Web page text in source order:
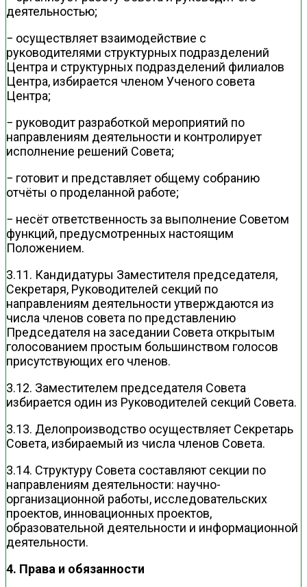
деятельностью;
− осуществляет взаимодействие с
руководителями структурных подразделений
Центра и структурных подразделений филиалов
Центра, избирается членом Ученого совета
Центра;
− руководит разработкой мероприятий по
направлениям деятельности и контролирует
исполнение решений Совета;
− готовит и представляет общему собранию
отчёты о проделанной работе;
− несёт ответственность за выполнение Советом
функций, предусмотренных настоящим
Положением.
3.11. Кандидатуры Заместителя председателя,
Секретаря, Руководителей секций по
направлениям деятельности утверждаются из
числа членов совета по представлению
Председателя на заседании Совета открытым
голосованием простым большинством голосов
присутствующих его членов.
3.12. Заместителем председателя Совета
избирается один из Руководителей секций Совета.
3.13. Делопроизводство осуществляет Секретарь
Совета, избираемый из числа членов Совета.
3.14. Структуру Совета составляют секции по
направлениям деятельности: научно-
организационной работы, исследовательских
проектов, инновационных проектов,
образовательной деятельности и информационной
деятельности.
4. Права и обязанности